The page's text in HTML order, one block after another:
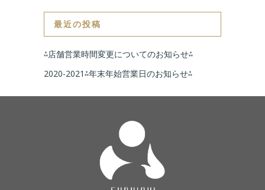
最近の投稿
⁂店舗営業時間変更についてのお知らせ⁂
2020-2021⁂年末年始営業日のお知らせ⁂